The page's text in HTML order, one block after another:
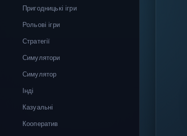
Пригодницькі ігри
Рольові ігри
Стратегії
Симулятори
Симулятор
Інді
Казуальні
Кооператив